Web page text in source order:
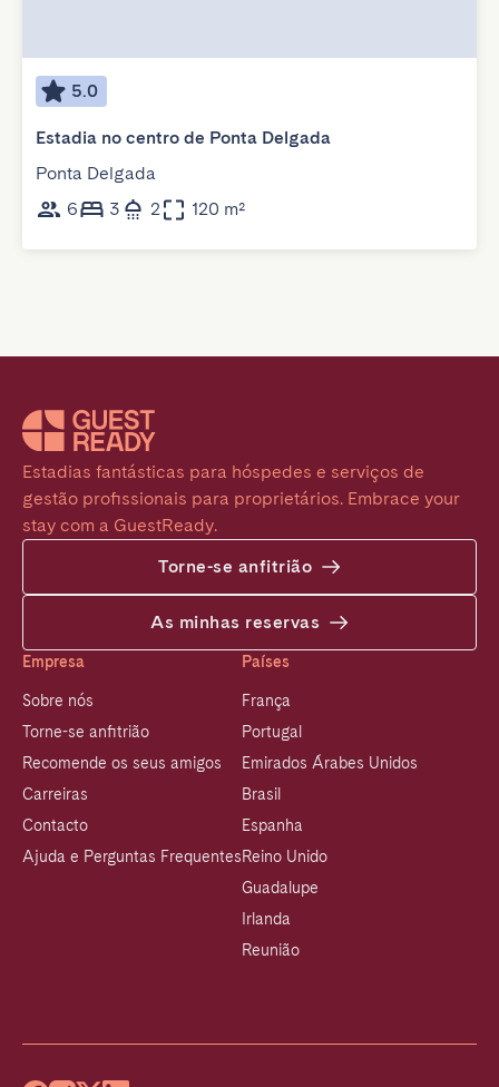
5.0
Estadia no centro de Ponta Delgada
Ponta Delgada
6
3 2 120 m²
Estadias fantásticas para hóspedes e serviços de
gestão profissionais para proprietários. Embrace your
stay com a GuestReady.
Torne-se anfitrião
As minhas reservas
Empresa
Sobre nós
Torne-se anfitrião
Recomende os seus amigos
Carreiras
Contacto
Ajuda e Perguntas Frequentes
Países
França
Portugal
Emirados Árabes Unidos
Brasil
Espanha
Reino Unido
Guadalupe
Irlanda
Reunião